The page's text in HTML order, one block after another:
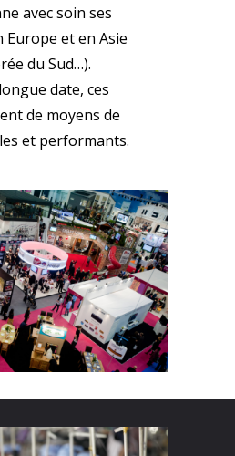
avec soin ses
et en Asie
du Sud…).
date, ces
de moyens de
et performants.